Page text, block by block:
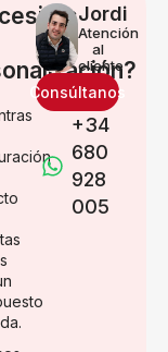
Jordi
Atención
al
cliente
Consúltanos
+34
680
928
005